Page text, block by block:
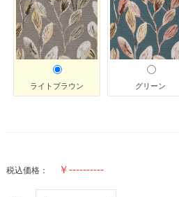
ライトブラウン グリーン
税込価格：